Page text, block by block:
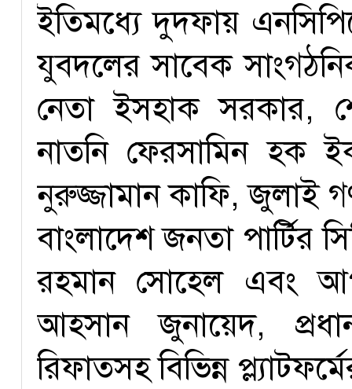
ইতিমধ্যে দুদফায়
যুবদলের সাবেক
নেতা ইসহাক সরকার,
নাতনি ফেরসামিন হক
নুরুজ্জামান কাফি, জুলাই
বাংলাদেশ জনতা পার্টির
রহমান সোহেল এবং
আহসান জুনায়েদ,
রিফাতসহ বিভিন্ন